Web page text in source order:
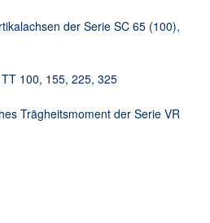
der Serie SC 65 (100),
100, 155, 225, 325
Trägheitsmoment der Serie VR